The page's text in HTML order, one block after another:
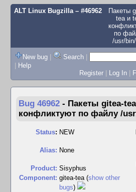
ALT Linux Bugzilla– #46962
Пакеты
tea и
по
/usr/
New bug | Search |
| Help
Register | Log In |
Bug 46962 - Пакеты gitea-
конфликтуют по файлу /
Status: NEW
Alias: None
Product: Sisyphus
Component: gitea-tea (show other
bugs)